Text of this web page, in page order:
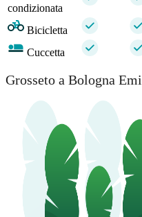
condizionata
Bicicletta
Cuccetta
Grosseto a Bologna